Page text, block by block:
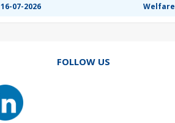
16-07-2026 Welfare
FOLLOW US